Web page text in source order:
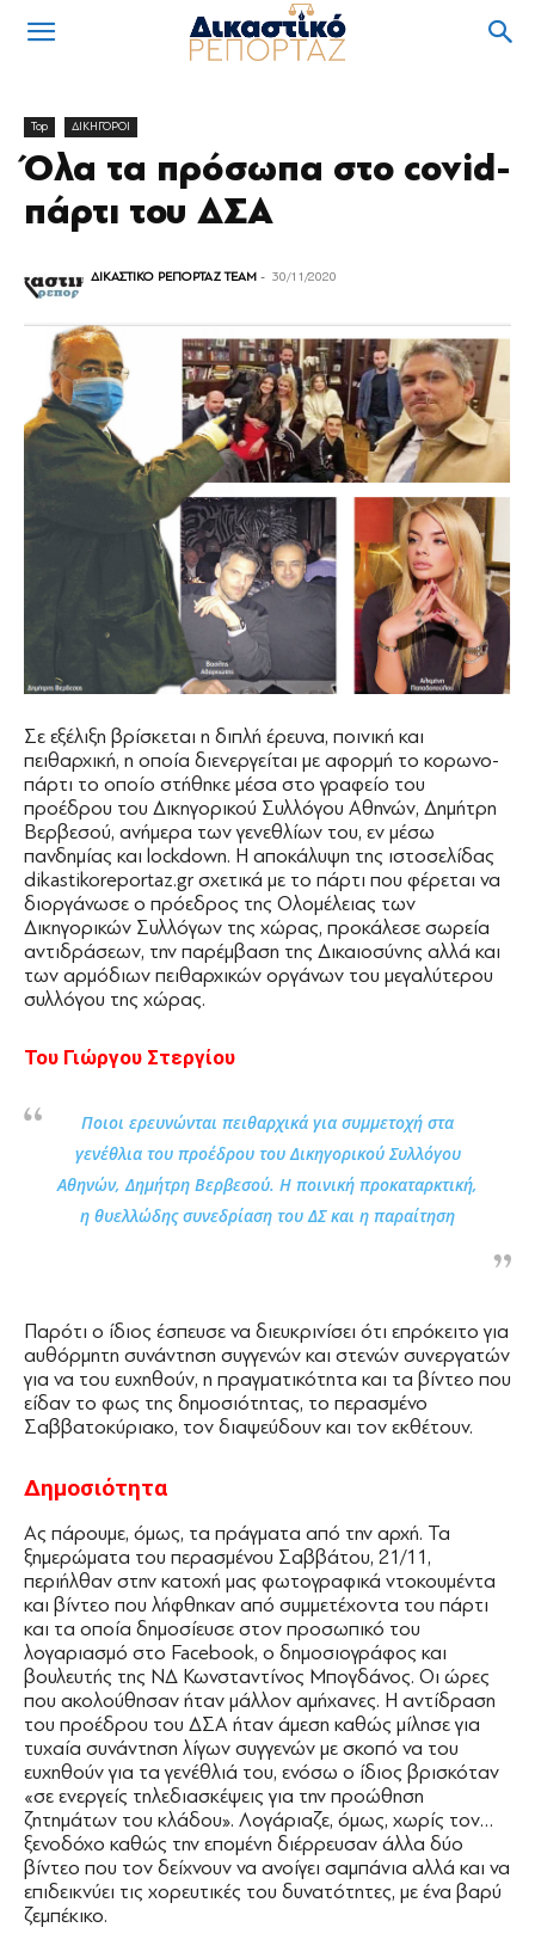
Top ΔΙΚΗΓΟΡΟΙ
Όλα τα πρόσωπα στο covid-
πάρτι του ΔΣΑ
ΔΙΚΑΣΤΙΚΟ ΡΕΠΟΡΤΑΖ TEAM - 30/11/2020
Σε εξέλιξη βρίσκεται η διπλή έρευνα, ποινική και
πειθαρχική, η οποία διενεργείται με αφορμή το κορωνο-
πάρτι το οποίο στήθηκε μέσα στο γραφείο του
προέδρου του ∆ικηγορικού Συλλόγου Αθηνών, ∆ημήτρη
Βερβεσού, ανήμερα των γενεθλίων του, εν μέσω
πανδημίας και lockdown. H αποκάλυψη της ιστοσελίδας
dikastikoreportaz.gr σχετικά με το πάρτι που φέρεται να
διοργάνωσε ο πρόεδρος της Ολομέλειας των
∆ικηγορικών Συλλόγων της χώρας, προκάλεσε σωρεία
αντιδράσεων, την παρέμβαση της ∆ικαιοσύνης αλλά και
των αρμόδιων πειθαρχικών οργάνων του μεγαλύτερου
συλλόγου της χώρας.
Toυ Γιώργου Στεργίου
Ποιοι ερευνώνται πειθαρχικά για συµµετοχή στα
γενέθλια του προέδρου του ∆ικηγορικού Συλλόγου
Αθηνών, ∆ηµήτρη Βερβεσού. Η ποινική προκαταρκτική,
η θυελλώδης συνεδρίαση του ∆Σ και η παραίτηση
Παρότι ο ίδιος έσπευσε να διευκρινίσει ότι επρόκειτο για
αυθόρμητη συνάντηση συγγενών και στενών συνεργατών
για να του ευχηθούν, η πραγματικότητα και τα βίντεο που
είδαν το φως της δημοσιότητας, το περασμένο
Σαββατοκύριακο, τον διαψεύδουν και τον εκθέτουν.
∆ημοσιότητα
Ας πάρουμε, όμως, τα πράγματα από την αρχή. Τα
ξημερώματα του περασμένου Σαββάτου, 21/11,
περιήλθαν στην κατοχή μας φωτογραφικά ντοκουμέντα
και βίντεο που λήφθηκαν από συμμετέχοντα του πάρτι
και τα οποία δημοσίευσε στον προσωπικό του
λογαριασμό στο Facebook, ο δημοσιογράφος και
βουλευτής της Ν∆ Κωνσταντίνος Μπογδάνος. Οι ώρες
που ακολούθησαν ήταν μάλλον αμήχανες. Η αντίδραση
του προέδρου του ∆ΣΑ ήταν άμεση καθώς μίλησε για
τυχαία συνάντηση λίγων συγγενών με σκοπό να του
ευχηθούν για τα γενέθλιά του, ενόσω ο ίδιος βρισκόταν
«σε ενεργείς τηλεδιασκέψεις για την προώθηση
ζητημάτων του κλάδου». Λογάριαζε, όμως, χωρίς τον…
ξενοδόχο καθώς την επομένη διέρρευσαν άλλα δύο
βίντεο που τον δείχνουν να ανοίγει σαμπάνια αλλά και να
επιδεικνύει τις χορευτικές του δυνατότητες, με ένα βαρύ
ζεμπέκικο.